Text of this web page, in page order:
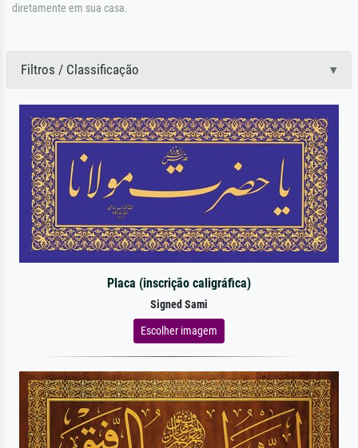
diretamente em sua casa.
Filtros / Classificação
Placa (inscrição caligráfica)
Signed Sami
Escolher imagem